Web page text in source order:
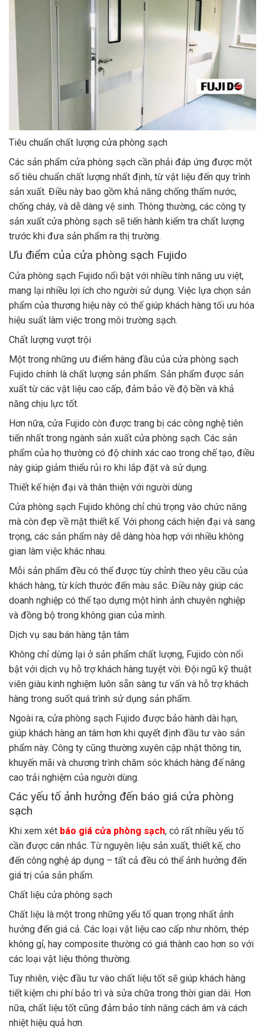
Tiêu chuẩn chất lượng cửa phòng sạch
Các sản phẩm cửa phòng sạch cần phải đáp ứng được một
số tiêu chuẩn chất lượng nhất định, từ vật liệu đến quy trình
sản xuất. Điều này bao gồm khả năng chống thấm nước,
chống cháy, và dễ dàng vệ sinh. Thông thường, các công ty
sản xuất cửa phòng sạch sẽ tiến hành kiểm tra chất lượng
trước khi đưa sản phẩm ra thị trường.
Ưu điểm của cửa phòng sạch Fujido
Cửa phòng sạch Fujido nổi bật với nhiều tính năng ưu việt,
mang lại nhiều lợi ích cho người sử dụng. Việc lựa chọn sản
phẩm của thương hiệu này có thể giúp khách hàng tối ưu hóa
hiệu suất làm việc trong môi trường sạch.
Chất lượng vượt trội
Một trong những ưu điểm hàng đầu của cửa phòng sạch
Fujido chính là chất lượng sản phẩm. Sản phẩm được sản
xuất từ các vật liệu cao cấp, đảm bảo về độ bền và khả
năng chịu lực tốt.
Hơn nữa, cửa Fujido còn được trang bị các công nghệ tiên
tiến nhất trong ngành sản xuất cửa phòng sạch. Các sản
phẩm của họ thường có độ chính xác cao trong chế tạo, điều
này giúp giảm thiểu rủi ro khi lắp đặt và sử dụng.
Thiết kế hiện đại và thân thiện với người dùng
Cửa phòng sạch Fujido không chỉ chú trọng vào chức năng
mà còn đẹp về mặt thiết kế. Với phong cách hiện đại và sang
trọng, các sản phẩm này dễ dàng hòa hợp với nhiều không
gian làm việc khác nhau.
Mỗi sản phẩm đều có thể được tùy chỉnh theo yêu cầu của
khách hàng, từ kích thước đến màu sắc. Điều này giúp các
doanh nghiệp có thể tạo dựng một hình ảnh chuyên nghiệp
và đồng bộ trong không gian của mình.
Dịch vụ sau bán hàng tận tâm
Không chỉ dừng lại ở sản phẩm chất lượng, Fujido còn nổi
bật với dịch vụ hỗ trợ khách hàng tuyệt vời. Đội ngũ kỹ thuật
viên giàu kinh nghiệm luôn sẵn sàng tư vấn và hỗ trợ khách
hàng trong suốt quá trình sử dụng sản phẩm.
Ngoài ra, cửa phòng sạch Fujido được bảo hành dài hạn,
giúp khách hàng an tâm hơn khi quyết định đầu tư vào sản
phẩm này. Công ty cũng thường xuyên cập nhật thông tin,
khuyến mãi và chương trình chăm sóc khách hàng để nâng
cao trải nghiệm của người dùng.
Các yếu tố ảnh hưởng đến báo giá cửa phòng
sạch
Khi xem xét báo giá cửa phòng sạch, có rất nhiều yếu tố
cần được cân nhắc. Từ nguyên liệu sản xuất, thiết kế, cho
đến công nghệ áp dụng – tất cả đều có thể ảnh hưởng đến
giá trị của sản phẩm.
Chất liệu cửa phòng sạch
Chất liệu là một trong những yếu tố quan trọng nhất ảnh
hưởng đến giá cả. Các loại vật liệu cao cấp như nhôm, thép
không gỉ, hay composite thường có giá thành cao hơn so với
các loại vật liệu thông thường.
Tuy nhiên, việc đầu tư vào chất liệu tốt sẽ giúp khách hàng
tiết kiệm chi phí bảo trì và sửa chữa trong thời gian dài. Hơn
nữa, chất liệu tốt cũng đảm bảo tính năng cách âm và cách
nhiệt hiệu quả hơn.